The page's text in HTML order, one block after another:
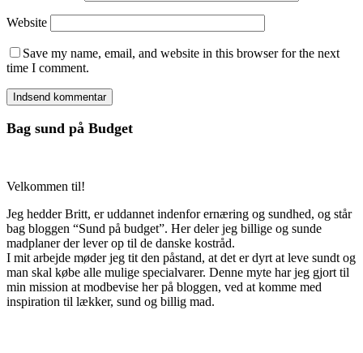
Website
Save my name, email, and website in this browser for the next
time I comment.
Bag sund på Budget
Velkommen til!
Jeg hedder Britt, er uddannet indenfor ernæring og sundhed, og står
bag bloggen “Sund på budget”. Her deler jeg billige og sunde
madplaner der lever op til de danske kostråd.
I mit arbejde møder jeg tit den påstand, at det er dyrt at leve sundt og
man skal købe alle mulige specialvarer. Denne myte har jeg gjort til
min mission at modbevise her på bloggen, ved at komme med
inspiration til lækker, sund og billig mad.